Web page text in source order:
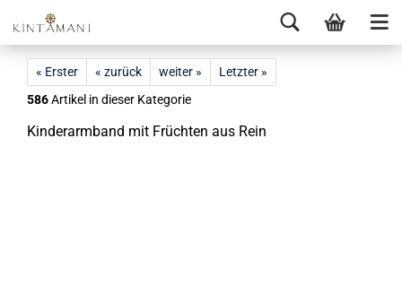
« Erster « zurück weiter »
Letzter »
586Artikel in dieser Kategorie
Kin­der­arm­band mit Früch­ten aus Rein